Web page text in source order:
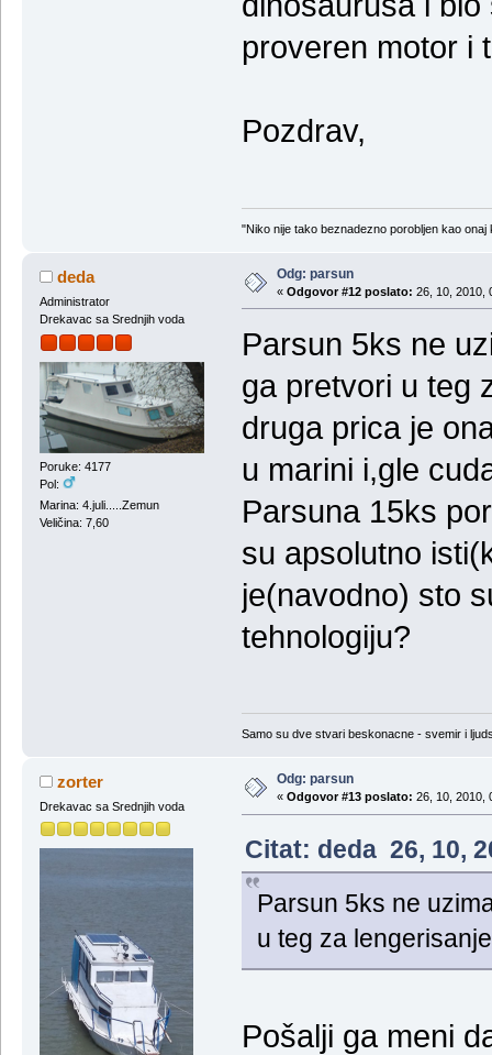
proveren motor i
Pozdrav,
"Niko nije tako beznadezno porobljen kao
deda
Administrator
Drekavac sa Srednjih voda
Poruke: 4177
Pol:
Marina: 4.juli.....Zemun
Veličina: 7,60
Odg: parsun
« Odgovor #12 poslato: 26, 10, 2010,
Parsun 5ks ne
ga pretvori u teg
druga prica je
u marini i,gle
Parsuna 15ks
su apsolutno
je(navodno) sto
tehnologiju?
Samo su dve stvari beskonacne - svemir i
zorter
Drekavac sa Srednjih voda
Odg: parsun
« Odgovor #13 poslato: 26, 10, 2010,
Citat: deda 26, 10,
Parsun 5ks ne
u teg za
Pošalji ga meni